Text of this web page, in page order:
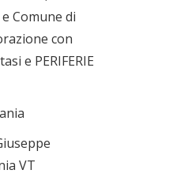
Comune di
con
e PERIFERIE
VT